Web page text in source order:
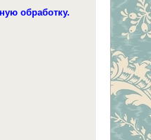
обработку.